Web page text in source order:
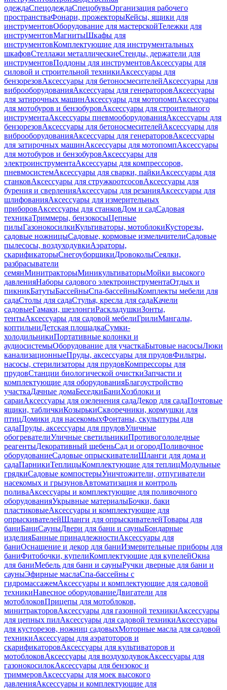
одеждаСпецодеждаСпецобувьОрганизация рабочего
пространстваФонари, прожекторыКейсы, ящики для
инструментовОборудование для мастерскойТележки для
инструментовМагнитыШкафы для
инструментовКомплектующие для инструментальных
шкафовСтеллажи металлическиеСтенды, держатели для
инструментовПоддоны для инструментовАксессуары для
силовой и строительной техникиАксессуары для
бензорезовАксессуары для бетоносмесителейАксессуары для
виброоборудованияАксессуары для генераторовАксессуары
для затирочных машинАксессуары для мотопомпАксессуары
для мотобуров и бензобуровАксессуары для строительного
инструментаАксессуары пневмооборудованияАксессуары для
бензорезовАксессуары для бетоносмесителейАксессуары для
виброоборудованияАксессуары для генераторовАксессуары
для затирочных машинАксессуары для мотопомпАксессуары
для мотобуров и бензобуровАксессуары для
электроинструментаАксессуары для компрессоров,
пневмосистемАксессуары для сварки, пайкиАксессуары для
станковАксессуары для стружкоотсосовАксессуары для
бурения и сверленияАксессуары для резанияАксессуары для
шлифованияАксессуары для измерительных
приборовАксессуары для станковДом и садСадовая
техникаТриммеры, бензокосыЦепные
пилыГазонокосилкиКультиваторы, мотоблокиКусторезы,
садовые ножницыСадовые, кормовые измельчителиСадовые
пылесосы, воздуходувкиАэраторы,
скарификаторыСнегоуборщикиДровоколыСеялки,
разбрасыватели
семянМинитракторыМиникультиваторыМойки высокого
давленияНаборы садового электроинструментаОтдых и
пикникБатутыБассейныСпа-бассейныКомплекты мебели для
садаСтолы для садаСтулья, кресла для садаКачели
садовыеГамаки, шезлонгиРаскладушкиЗонты,
тентыАксессуары для садовой мебелиГрилиМангалы,
коптильниДетская площадкаСумки-
холодильникиПортативные колонки и
аудиосистемыОборудование для участкаБытовые насосыЛюки
канализационныеПруды, аксессуары для прудовФильтры,
насосы, стерилизаторы для прудовКомпрессоры для
прудовСтанции биологической очисткиЗапчасти и
комплектующие для оборудованияБлагоустройство
участкаДачные домаБеседкиБаниХозблоки и
сараиАксессуары для озеленения садаДекор для садаПочтовые
ящики, табличкиКозырькиСкворечники, кормушки для
птицДомики для насекомыхФонтаны, скульптуры для
садаПруды, аксессуары для прудовУличные
обогревателиУличные светильникиПротивогололедные
реагентыДекоративный щебеньСад и огородПоливочное
оборудованиеСадовые опрыскивателиШланги для дома и
садаПарникиТеплицыКомплектующие для теплицМодульные
грядкиСадовые компостерыУничтожители, отпугиватели
насекомых и грызуновАвтоматизация и контроль
поливаАксессуары и комплектующие для поливочного
оборудованияУкрывные материалыБочки, баки
пластиковыеАксессуары и комплектующие для
опрыскивателейШланги для опрыскивателейТовары для
баниБаниСауныДвери для бани и сауныБондарные
изделияБанные принадлежностиАксессуары для
баниОснащение и декор для баниИзмерительные приборы для
баниФитобочки, купелиКомплектующие для купелейОкна
для баниМебель для бани и сауныРучки дверные для бани и
сауныЭфирные маслаСпа-бассейны с
гидромассажемАксессуары и комплектующие для садовой
техникиНавесное оборудованиеДвигатели для
мотоблоковПрицепы для мотоблоков,
минитракторовАксессуары для газонной техникиАксессуары
для цепных пилАксессуары для садовой техникиАксессуары
для кусторезов, ножниц садовыхМоторные масла для садовой
техникиАксессуары для аэратоторов и
скарификаторовАксессуары для культиваторов и
мотоблоковАксессуары для воздуходувокАксессуары для
газонокосилокАксессуары для бензокос и
триммеровАксессуары для моек высокого
давленияАксессуары и комплектующие для